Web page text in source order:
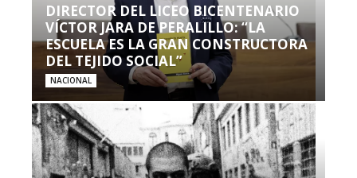
DIRECTOR DEL LICEO BICENTENARIO
VÍCTOR JARA DE PERALILLO: “LA
ESCUELA ES LA GRAN CONSTRUCTORA
DEL TEJIDO SOCIAL”
NACIONAL